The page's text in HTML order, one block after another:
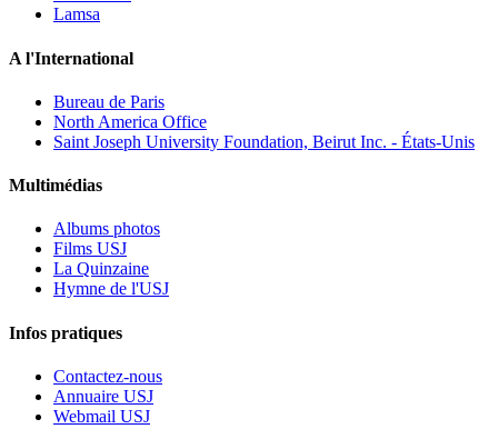
Lamsa
A l'International
Bureau de Paris
North America Office
Saint Joseph University Foundation, Beirut Inc. - États-Unis
Multimédias
Albums photos
Films USJ
La Quinzaine
Hymne de l'USJ
Infos pratiques
Contactez-nous
Annuaire USJ
Webmail USJ